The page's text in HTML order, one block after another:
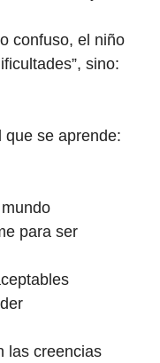
confuso, el niño
sino:
que se aprende:
para ser
las creencias